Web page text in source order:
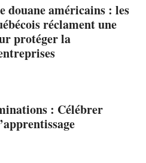
douane américains : les
réclament une
protéger la
: Célébrer